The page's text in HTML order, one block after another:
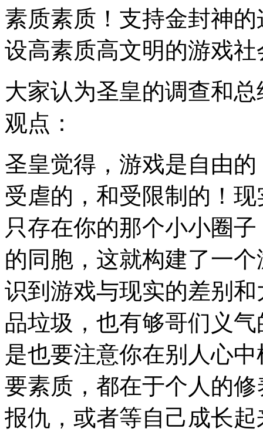
素质素质！支持金封神
设高素质高文明的游戏社
大家认为圣皇的调查和
观点：
圣皇觉得，游戏是自由
受虐的，和受限制的！
只存在你的那个小小圈
的同胞，这就构建了一
识到游戏与现实的差别
品垃圾，也有够哥们义
是也要注意你在别人心
要素质，都在于个人的
报仇，或者等自己成长